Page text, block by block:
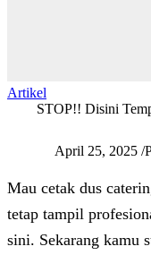
Artikel
STOP!! Disini
April 25, 2025 /
Mau cetak dus
tetap tampil
sini. Sekarang kamu